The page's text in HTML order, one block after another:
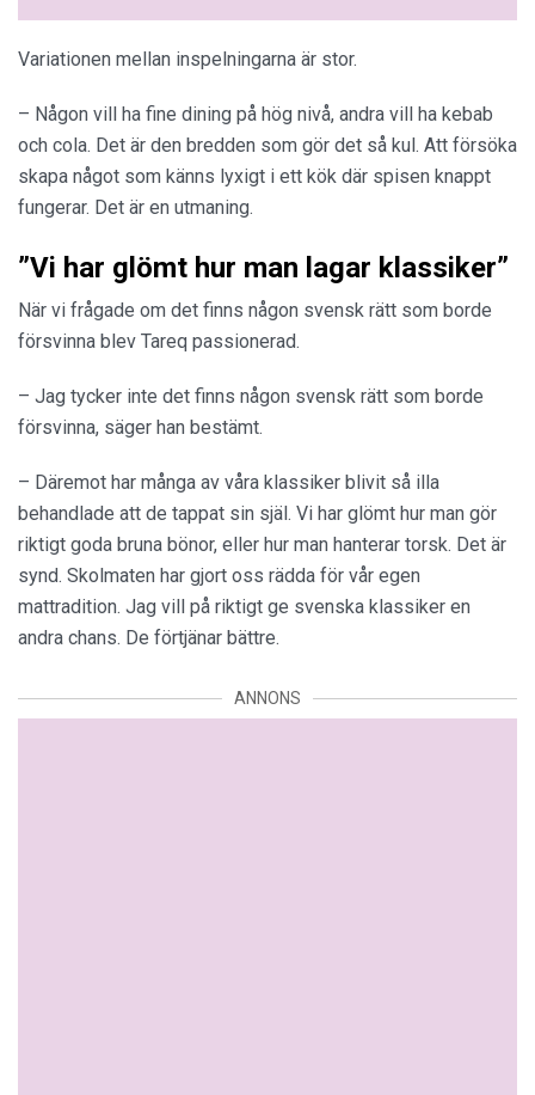
Variationen mellan inspelningarna är stor.
– Någon vill ha fine dining på hög nivå, andra vill ha kebab
och cola. Det är den bredden som gör det så kul. Att försöka
skapa något som känns lyxigt i ett kök där spisen knappt
fungerar. Det är en utmaning.
”Vi har glömt hur man lagar klassiker”
När vi frågade om det finns någon svensk rätt som borde
försvinna blev Tareq passionerad.
– Jag tycker inte det finns någon svensk rätt som borde
försvinna, säger han bestämt.
– Däremot har många av våra klassiker blivit så illa
behandlade att de tappat sin själ. Vi har glömt hur man gör
riktigt goda bruna bönor, eller hur man hanterar torsk. Det är
synd. Skolmaten har gjort oss rädda för vår egen
mattradition. Jag vill på riktigt ge svenska klassiker en
andra chans. De förtjänar bättre.
ANNONS